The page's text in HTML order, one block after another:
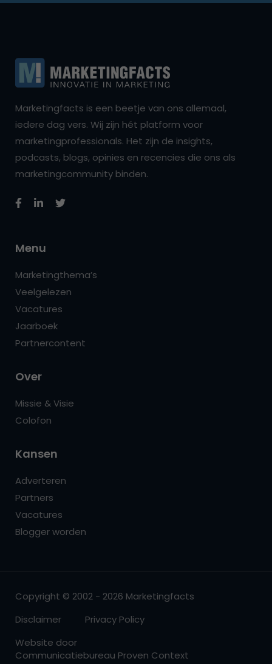
Marketingfacts is een beetje van ons allemaal,
iedere dag vers. Wij zijn hét platform voor
marketingprofessionals. Het zijn de insights,
podcasts, blogs, opinies en recencies die ons als
marketingcommunity binden.
Menu
Marketingthema’s
Veelgelezen
Vacatures
Jaarboek
Partnercontent
Over
Missie & Visie
Colofon
Kansen
Adverteren
Partners
Vacatures
Blogger worden
Copyright © 2002 - 2026 Marketingfacts
Disclaimer
Privacy Policy
Website door
Communicatiebureau Proven Context